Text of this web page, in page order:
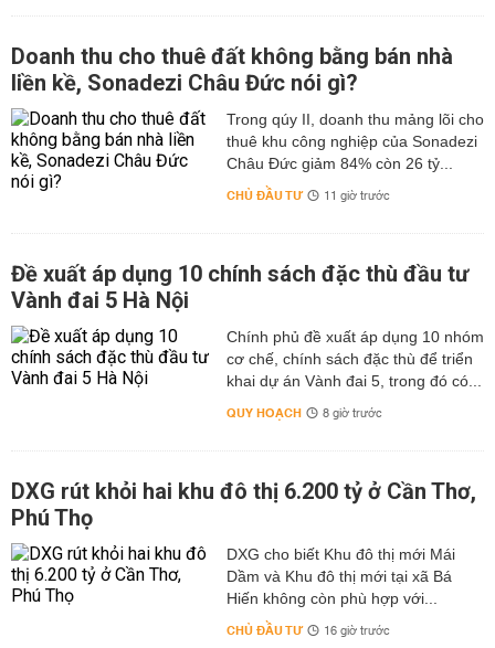
Doanh thu cho thuê đất không bằng bán nhà
liền kề, Sonadezi Châu Đức nói gì?
Trong qúy II, doanh thu mảng lõi cho
thuê khu công nghiệp của Sonadezi
Châu Đức giảm 84% còn 26 tỷ...
CHỦ ĐẦU TƯ 11 giờ trước
Đề xuất áp dụng 10 chính sách đặc thù đầu tư
Vành đai 5 Hà Nội
Chính phủ đề xuất áp dụng 10 nhóm
cơ chế, chính sách đặc thù để triển
khai dự án Vành đai 5, trong đó có...
QUY HOẠCH 8 giờ trước
DXG rút khỏi hai khu đô thị 6.200 tỷ ở Cần Thơ,
Phú Thọ
DXG cho biết Khu đô thị mới Mái
Dầm và Khu đô thị mới tại xã Bá
Hiến không còn phù hợp với...
CHỦ ĐẦU TƯ 16 giờ trước